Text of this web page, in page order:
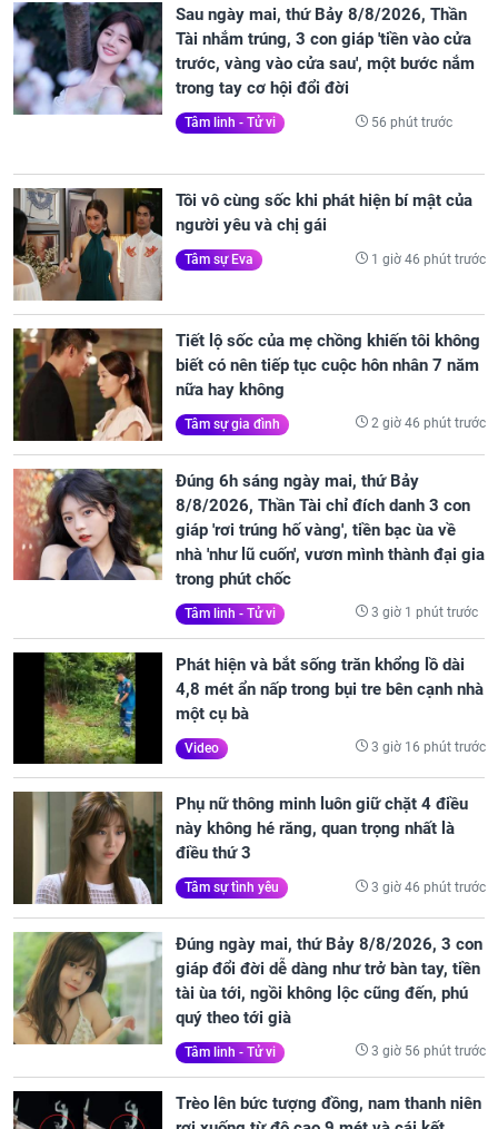
Sau ngày mai, thứ Bảy 8/8/2026, Thần
Tài nhắm trúng, 3 con giáp 'tiền vào cửa
trước, vàng vào cửa sau', một bước nắm
trong tay cơ hội đổi đời
Tâm linh - Tử vi 56 phút trước
Tôi vô cùng sốc khi phát hiện bí mật của
người yêu và chị gái
Tâm sự Eva 1 giờ 46 phút trước
Tiết lộ sốc của mẹ chồng khiến tôi không
biết có nên tiếp tục cuộc hôn nhân 7 năm
nữa hay không
Tâm sự gia đình 2 giờ 46 phút trước
Đúng 6h sáng ngày mai, thứ Bảy
8/8/2026, Thần Tài chỉ đích danh 3 con
giáp 'rơi trúng hố vàng', tiền bạc ùa về
nhà 'như lũ cuốn', vươn mình thành đại gia
trong phút chốc
Tâm linh - Tử vi 3 giờ 1 phút trước
Phát hiện và bắt sống trăn khổng lồ dài
4,8 mét ẩn nấp trong bụi tre bên cạnh nhà
một cụ bà
Video 3 giờ 16 phút trước
Phụ nữ thông minh luôn giữ chặt 4 điều
này không hé răng, quan trọng nhất là
điều thứ 3
Tâm sự tình yêu 3 giờ 46 phút trước
Đúng ngày mai, thứ Bảy 8/8/2026, 3 con
giáp đổi đời dễ dàng như trở bàn tay, tiền
tài ùa tới, ngồi không lộc cũng đến, phú
quý theo tới già
Tâm linh - Tử vi 3 giờ 56 phút trước
Trèo lên bức tượng đồng, nam thanh niên